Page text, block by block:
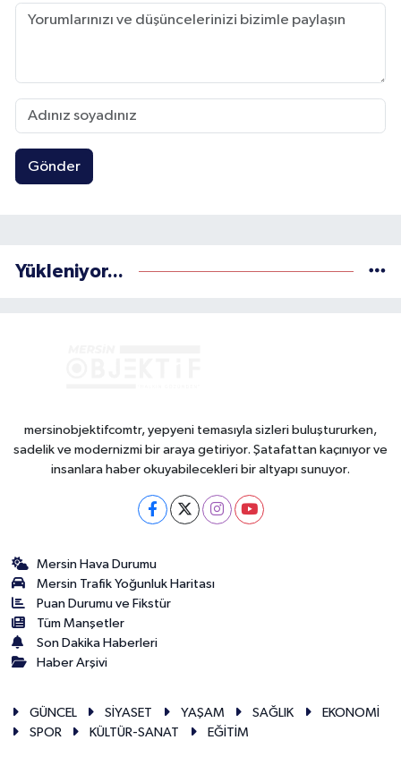
Gönder
Yükleniyor...
mersinobjektifcomtr, yepyeni temasıyla sizleri buluştururken,
sadelik ve modernizmi bir araya getiriyor. Şatafattan kaçınıyor ve
insanlara haber okuyabilecekleri bir altyapı sunuyor.
Mersin Hava Durumu
Mersin Trafik Yoğunluk Haritası
Puan Durumu ve Fikstür
Tüm Manşetler
Son Dakika Haberleri
Haber Arşivi
GÜNCEL SİYASET YAŞAM SAĞLIK
EKONOMİ
SPOR
KÜLTÜR-SANAT EĞİTİM